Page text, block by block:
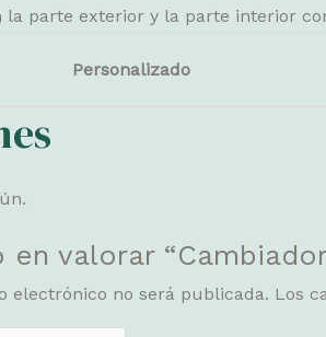
la parte exterior y la parte interior
Personalizado
valorar
electrónico no será publicada. Los